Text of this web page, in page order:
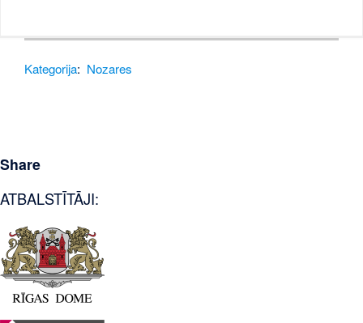
Kategorija: Nozares
Share
ATBALSTĪTĀJI: